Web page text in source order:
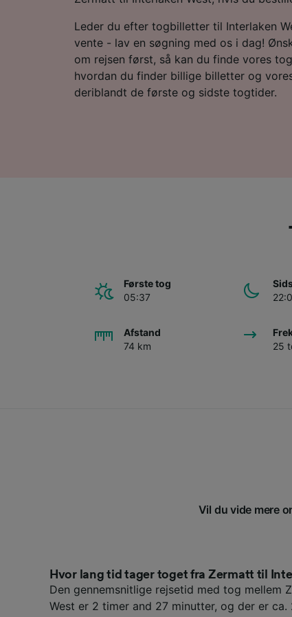
Leder du efter togbilletter til Interlaken
vente - lav en søgning med os i dag!
om rejsen først, så kan du finde vores
hvordan du finder billige billetter og
deriblandt de første og sidste togtider.
Første tog
05:37
Afstand
74 km
25
Vil du vide mere
Hvor lang tid tager toget fra Zermatt til
Den gennemsnitlige rejsetid med tog mellem
West er 2 timer and 27 minutter, og der er